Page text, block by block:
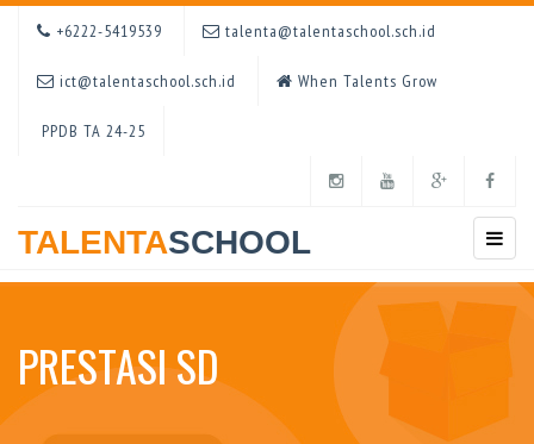
+6222-5419539 talenta@talentaschool.sch.id
ict@talentaschool.sch.id When Talents Grow
PPDB TA 24-25
TALENTASCHOOL
PRESTASI SD